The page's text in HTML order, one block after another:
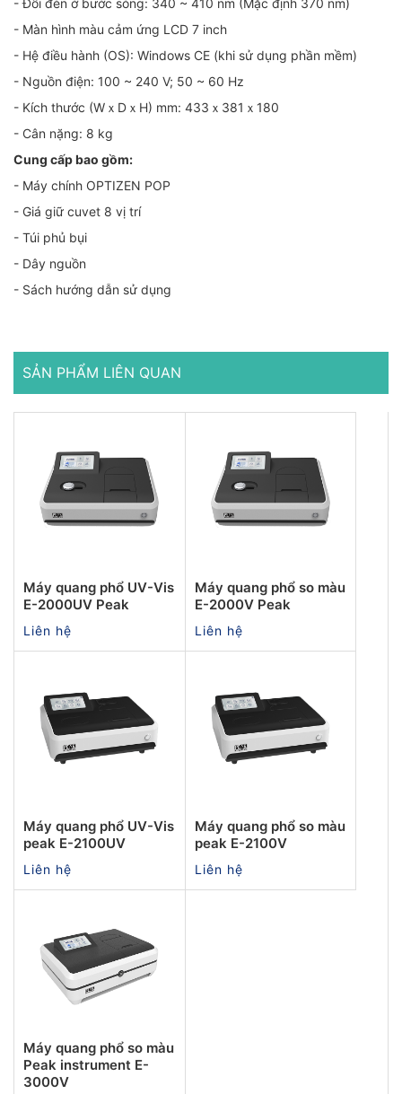
- Đổi đèn ở bước sóng: 340 ~ 410 nm (Mặc định 370 nm)
- Màn hình màu cảm ứng LCD 7 inch
- Hệ điều hành (OS): Windows CE (khi sử dụng phần mềm)
- Nguồn điện: 100 ~ 240 V; 50 ~ 60 Hz
- Kích thước (WｘDｘH) mm: 433ｘ381ｘ180
- Cân nặng: 8 kg
Cung cấp bao gồm:
- Máy chính OPTIZEN POP
- Giá giữ cuvet 8 vị trí
- Túi phủ bụi
- Dây nguồn
- Sách hướng dẫn sử dụng
SẢN PHẨM LIÊN QUAN
Máy quang phổ UV-Vis
E-2000UV Peak
Liên hệ
Máy quang phổ so màu
E-2000V Peak
Liên hệ
Máy quang phổ UV-Vis
peak E-2100UV
Liên hệ
Máy quang phổ so màu
peak E-2100V
Liên hệ
Máy quang phổ so màu
Peak instrument E-
3000V